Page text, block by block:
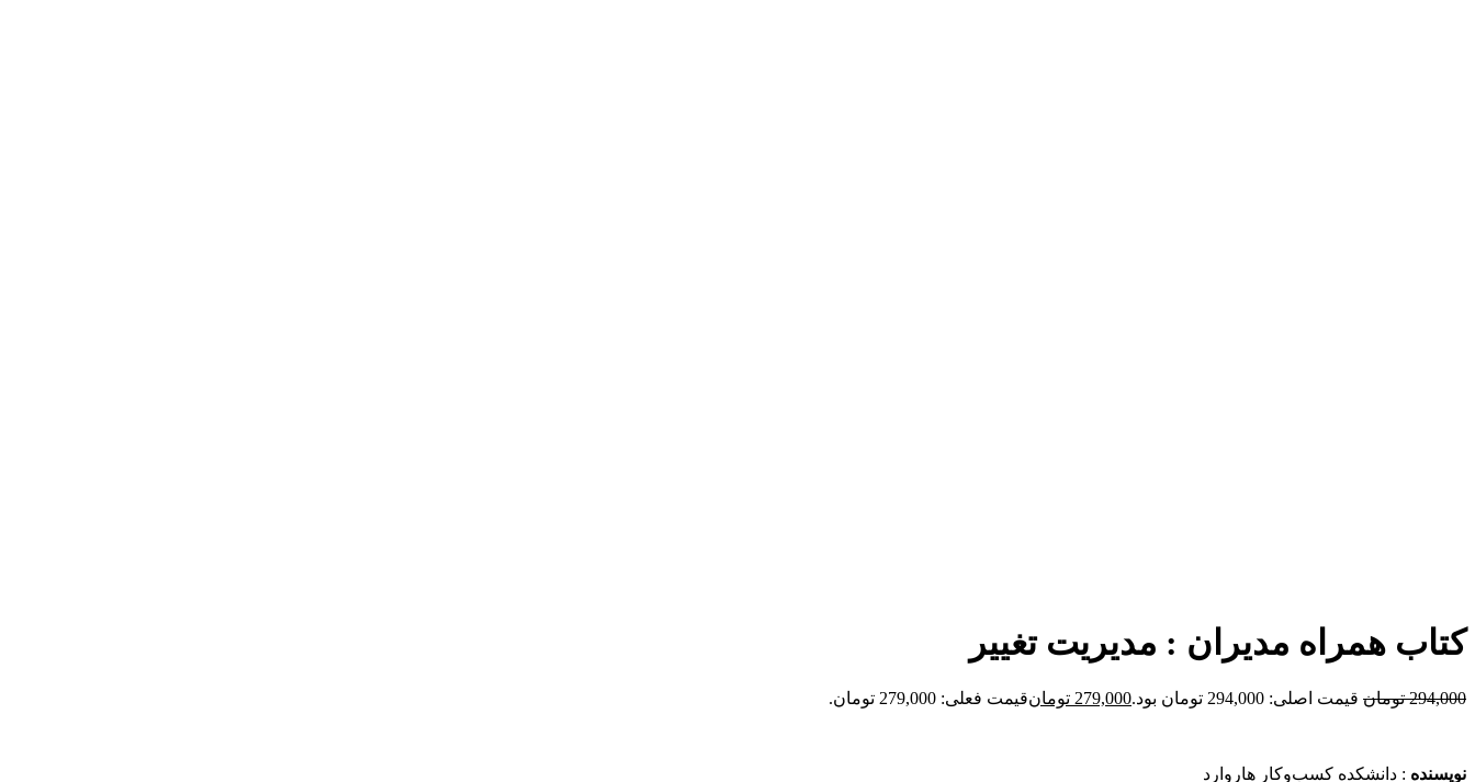
کتاب همراه مدیران : مدیریت تغییر
294,000 تومان قیمت اصلی: 294,000 تومان بود. 279,000 تومانقیمت فعلی: 279,000 تومان.
نویسنده : دانشکده کسب‌وکار هاروارد